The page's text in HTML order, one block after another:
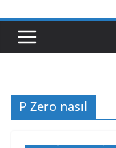
P Zero nasıl